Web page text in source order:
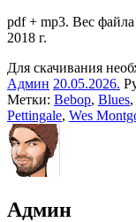
pdf + mp3. Вес
2018 г.
Для скачивания
Админ 20.05.2026.
Метки: Bebop, Blues,
Pettingale, Wes
Админ